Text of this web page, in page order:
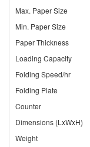
Max. Paper Size
Min. Paper Size
Paper Thickness
Loading Capacity
Folding Speed/hr
Folding Plate
Counter
Dimensions (LxWxH)
Weight